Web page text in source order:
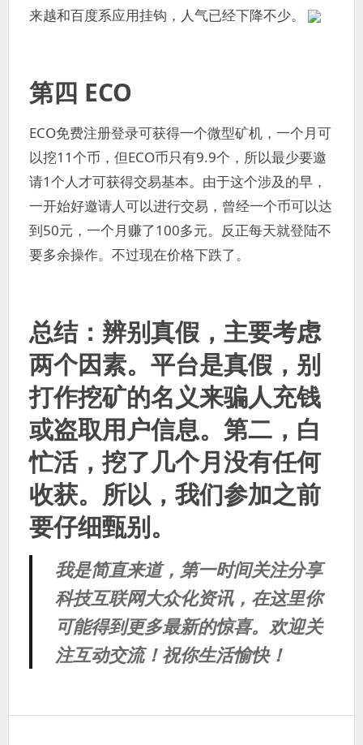
来越和百度系应用挂钩，人气已经下降不少。
第四 ECO
ECO免费注册登录可获得一个微型矿机，一个月可
以挖11个币，但ECO币只有9.9个，所以最少要邀
请1个人才可获得交易基本。由于这个涉及的早，
一开始好邀请人可以进行交易，曾经一个币可以达
到50元，一个月赚了100多元。反正每天就登陆不
要多余操作。不过现在价格下跌了。
总结：辨别真假，主要考虑
两个因素。平台是真假，别
打作挖矿的名义来骗人充钱
或盗取用户信息。第二，白
忙活，挖了几个月没有任何
收获。所以，我们参加之前
要仔细甄别。
我是简直来道，第一时间关注分享
科技互联网大众化资讯，在这里你
可能得到更多最新的惊喜。欢迎关
注互动交流！祝你生活愉快！